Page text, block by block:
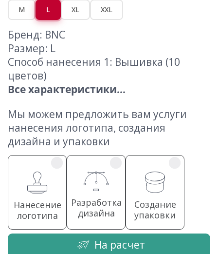
M L XL XXL
Бренд: BNC
Размер: L
Способ нанесения 1: Вышивка (10
цветов)
Все характеристики...
Мы можем предложить вам услуги
нанесения логотипа, создания
дизайна и упаковки
Нанесение
логотипа
Разработка
дизайна
Создание
упаковки
На расчет